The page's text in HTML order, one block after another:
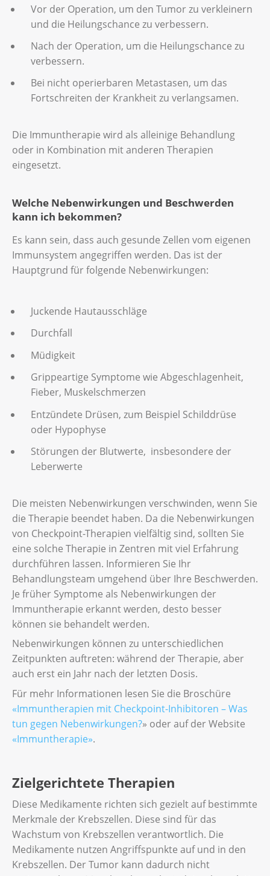
Vor der Operation, um den Tumor zu verkleinern
und die Heilungschance zu verbessern.
Nach der Operation, um die Heilungschance zu
verbessern.
Bei nicht operierbaren Metastasen, um das
Fortschreiten der Krankheit zu verlangsamen.
Die Immuntherapie wird als alleinige Behandlung
oder in Kombination mit anderen Therapien
eingesetzt.
Welche Nebenwirkungen und Beschwerden
kann ich bekommen?
Es kann sein, dass auch gesunde Zellen vom eigenen
Immunsystem angegriffen werden. Das ist der
Hauptgrund für folgende Nebenwirkungen:
Juckende Hautausschläge
Durchfall
Müdigkeit
Grippeartige Symptome wie Abgeschlagenheit,
Fieber, Muskelschmerzen
Entzündete Drüsen, zum Beispiel Schilddrüse
oder Hypophyse
Störungen der Blutwerte, insbesondere der
Leberwerte
Die meisten Nebenwirkungen verschwinden, wenn Sie
die Therapie beendet haben. Da die Nebenwirkungen
von Checkpoint-Therapien vielfältig sind, sollten Sie
eine solche Therapie in Zentren mit viel Erfahrung
durchführen lassen. Informieren Sie Ihr
Behandlungsteam umgehend über Ihre Beschwerden.
Je früher Symptome als Nebenwirkungen der
Immuntherapie erkannt werden, desto besser
können sie behandelt werden.
Nebenwirkungen können zu unterschiedlichen
Zeitpunkten auftreten: während der Therapie, aber
auch erst ein Jahr nach der letzten Dosis.
Für mehr Informationen lesen Sie die Broschüre
«Immuntherapien mit Checkpoint-Inhibitoren – Was
tun gegen Nebenwirkungen?» oder auf der Website
«Immuntherapie».
Zielgerichtete Therapien
Diese Medikamente richten sich gezielt auf bestimmte
Merkmale der Krebszellen. Diese sind für das
Wachstum von Krebszellen verantwortlich. Die
Medikamente nutzen Angriffspunkte auf und in den
Krebszellen. Der Tumor kann dadurch nicht